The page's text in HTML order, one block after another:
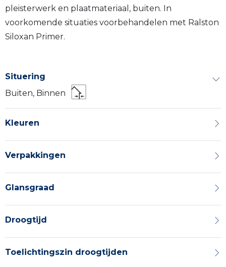
pleisterwerk en plaatmateriaal, buiten. In
voorkomende situaties voorbehandelen met Ralston
Siloxan Primer.
Situering
Buiten, Binnen
Kleuren
Verpakkingen
Glansgraad
Droogtijd
Toelichtingszin droogtijden